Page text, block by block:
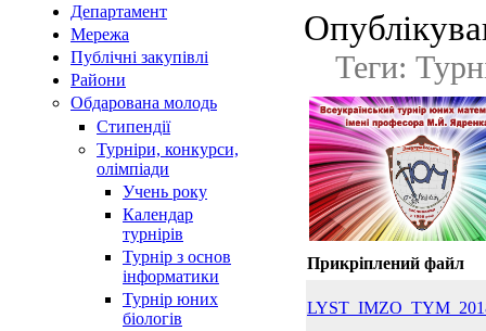
Департамент
Мережа
Публічні закупівлі
Райони
Обдарована молодь
Стипендії
Турнiри, конкурси,
олiмпiади
Учень року
Календар
турнірів
Турнір з основ
інформатики
Турнір юних
біологів
Теги:
Прикріплений файл